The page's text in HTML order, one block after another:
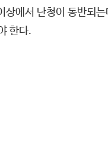
에서 난청이 동반되는
한다.